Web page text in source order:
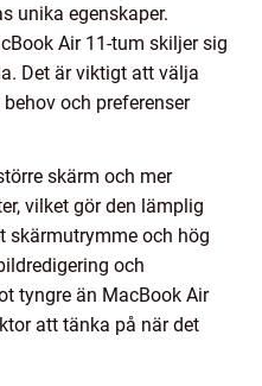
unika egenskaper.
Air 11-tum skiljer sig
Det är viktigt att välja
och preferenser
skärm och mer
vilket gör den lämplig
skärmutrymme och hög
och
tyngre än MacBook Air
att tänka på när det